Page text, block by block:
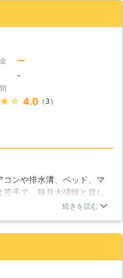
ています。人の役に立てた
されたりするほどのサービス
の業務に励んでいます。
だけお値打ち料金で！ 弊社
がお値打ちの方がお客様にも
だけるはずだと考え、でき
、仲介料などの経費を削減し
用いただいたお客様にはお得
サービスをおこなっていま
コライフあきたでは努力して
と
、仕上がりがとてもいい！」
いた汚れも、これまで培っ
識・技術で、最適な薬剤や道
れを落とせるので、掃除箇所
お宅で作業するので、ハウス
ング業者をお探しの時は、ぜ
ー
-
4.0（3）
ンや排水溝、ベッド、マ
手で、毎月大掃除と題し
るんですが、これがとって
続きを読む